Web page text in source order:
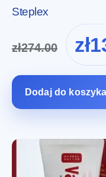
Steplex
zł274.00
Pierwotna
cena
zł
Dodaj do koszyka